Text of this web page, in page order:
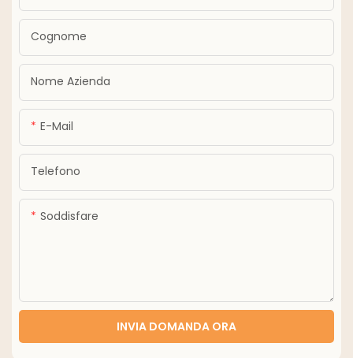
Cognome
Nome Azienda
E-Mail
Telefono
Soddisfare
INVIA DOMANDA ORA